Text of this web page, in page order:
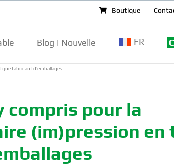
Boutique
Blog | Nouvelle FR
fabricant d’emballages
compris pour la
(im)pression en